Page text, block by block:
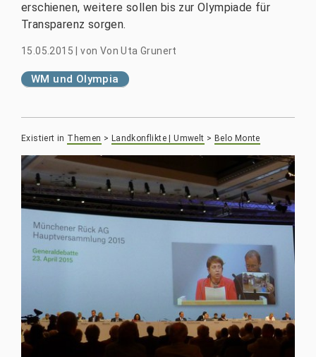
erschienen, weitere sollen bis zur Olympiade für
Transparenz sorgen.
15.05.2015 |von Von Uta Grunert
WM und Olympia
Existiert in Themen > Landkonflikte | Umwelt > Belo Monte